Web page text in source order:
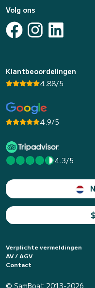
Volg ons
Klantbeoordelingen
4.88/5
4.9/5
4.3/5
Verplichte vermeldingen
AV / AGV
Contact
© SamBoat 2013-2026